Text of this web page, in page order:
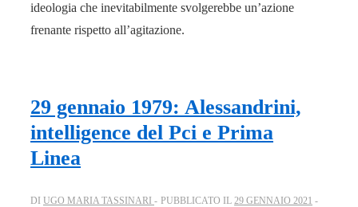
ideologia che inevitabilmente svolgerebbe un’azione
frenante rispetto all’agitazione.
29 gennaio 1979: Alessandrini,
intelligence del Pci e Prima
Linea
DI UGO MARIA TASSINARI PUBBLICATO IL 29 GENNAIO 2021